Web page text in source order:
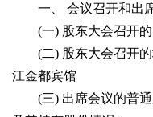
一、 会议召开和出
(一) 股东大会召开的
(二) 股东大会召开的
江金都宾馆
(三) 出席会议的普通